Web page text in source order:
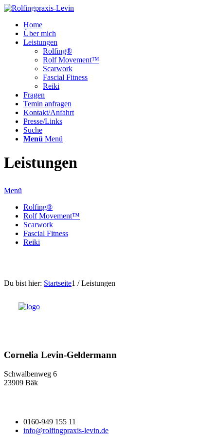
Home
Über mich
Leistungen
Rolfing®
Rolf Movement™
Scarwork
Fascial Fitness
Reiki
Fragen
Temin anfragen
Kontakt/Anfahrt
Presse/Links
Suche
Menü Menü
Leistungen
Menü
Rolfing®
Rolf Movement™
Scarwork
Fascial Fitness
Reiki
Du bist hier: Startseite1 / Leistungen
Cornelia Levin-Geldermann
Schwalbenweg 6
23909 Bäk
0160-949 155 11
info@rolfingpraxis-levin.de